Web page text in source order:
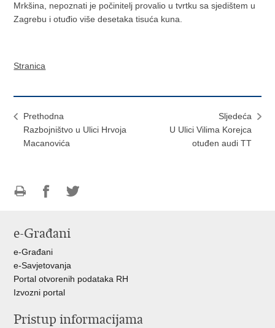
Mrkšina, nepoznati je počinitelj provalio u tvrtku sa sjedištem u
Zagrebu i otuđio više desetaka tisuća kuna.
Stranica
Prethodna
Razbojništvo u Ulici Hrvoja
Macanovića
Sljedeća
U Ulici Vilima Korejca
otuđen audi TT
FacebookuTwitteru
e-Građani
e-Građani
e-Savjetovanja
Portal otvorenih podataka RH
Izvozni portal
Pristup informacijama